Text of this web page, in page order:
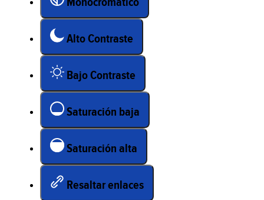
Alto Contraste
Bajo Contraste
Saturación baja
Saturación alta
Resaltar enlaces